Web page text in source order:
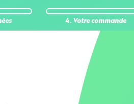
4. Votre commande